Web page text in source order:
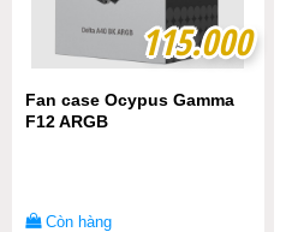
115.000
115.000
Fan case Ocypus Gamma
F12 ARGB
Còn hàng